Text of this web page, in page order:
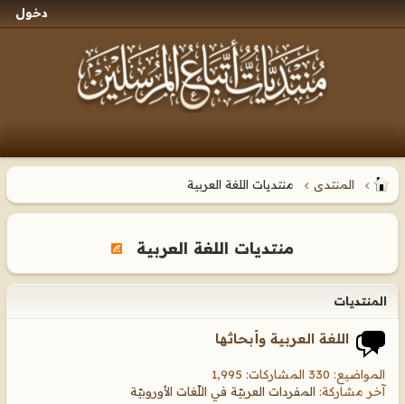
دخول
المنتدى منتديات اللغة العربية
منتديات اللغة العربية
المنتديات
اللغة العربية وأبحاثها
المواضيع: 330 المشاركات: 1,995
آخر مشاركة: المفردات العربيّة في اللّغات الأوروبيّة